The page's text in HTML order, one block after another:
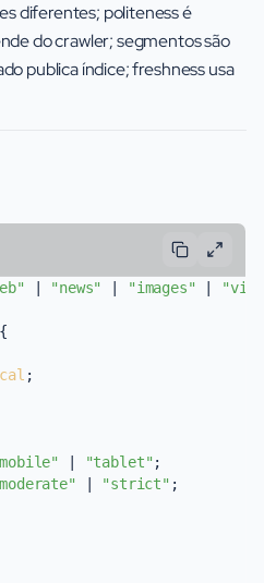
diferentes; politeness é
do crawler; segmentos são
publica índice; freshness usa
"news" "images"
{
;
"tablet" ;
"strict" ;